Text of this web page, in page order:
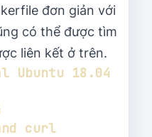
đơn giản với
có thể được tìm
liên kết ở trên.
18.04